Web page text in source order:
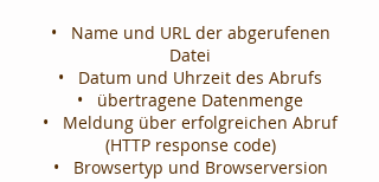
• Name und URL der abgerufenen
Datei
• Datum und Uhrzeit des Abrufs
• übertragene Datenmenge
• Meldung über erfolgreichen Abruf
(HTTP response code)
• Browsertyp und Browserversion